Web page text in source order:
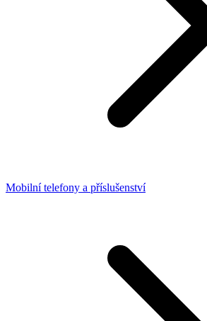
Mobilní telefony a příslušenství